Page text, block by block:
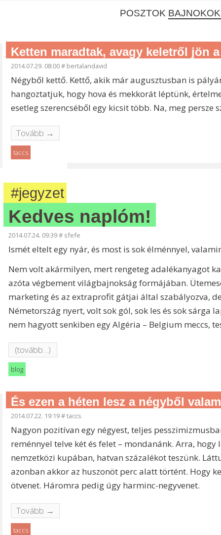
POSZTOK
Ketten maradtak, avagy keletről jön
2014.07.29. 08:00# bertalandavid
Négyből kettő. Kettő, akik már augusztusban is
hangoztatjuk, hogy hova és mekkorát léptünk,
esetleg szerencséből egy kicsit több. Na, meg persze
Tovább →
taccs
#jegyzet
Kedves naplóm!
2014.07.24. 09:39# sfefe
Ismét eltelt egy nyár, és most is sok élménnyel,
Nem volt akármilyen, mert rengeteg adalékanyagot
azóta végbement világbajnokság formájában.
marketing és az extraprofit gátjai által szabályozva,
Németország nyert, volt sok gól, sok les és sok sárga
nem hagyott senkiben egy Algéria – Belgium meccs,
(tovább…)
blog
És ezen a héten lesz a négyből
2014.07.22. 19:19#taccs
Nagyon pozitívan egy négyest, teljes
reménnyel telve két és felet – mondanánk. Arra,
nemzetközi kupában, hatvan százalékot teszünk.
azonban akkor az huszonöt perc alatt történt. Hogy
ötvenet. Háromra pedig úgy harminc-negyvenet.
Tovább →
taccs